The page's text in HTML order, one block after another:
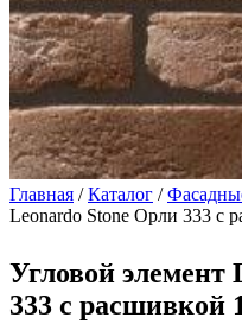
Главная /Каталог /
Leonardo Stone Орли 333 с
Угловой элемент
333 с расшивкой